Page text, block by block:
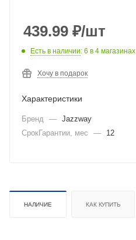
439.99 ₽/шт
Есть в наличии: 6 в 4 магазинах
Хочу в подарок
Характеристики
Бренд — Jazzway
СрокГарантии, мес
— 12
НАЛИЧИЕ КАК КУПИТЬ